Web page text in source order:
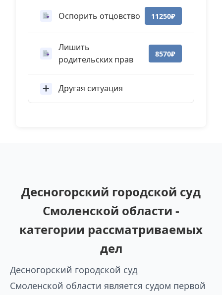
Оспорить отцовство 11250₽
Лишить
родительских прав
8570₽
Другая ситуация
Десногорский городской суд
Смоленской области -
категории рассматриваемых
дел
Десногорский городской суд
Смоленской области является судом первой